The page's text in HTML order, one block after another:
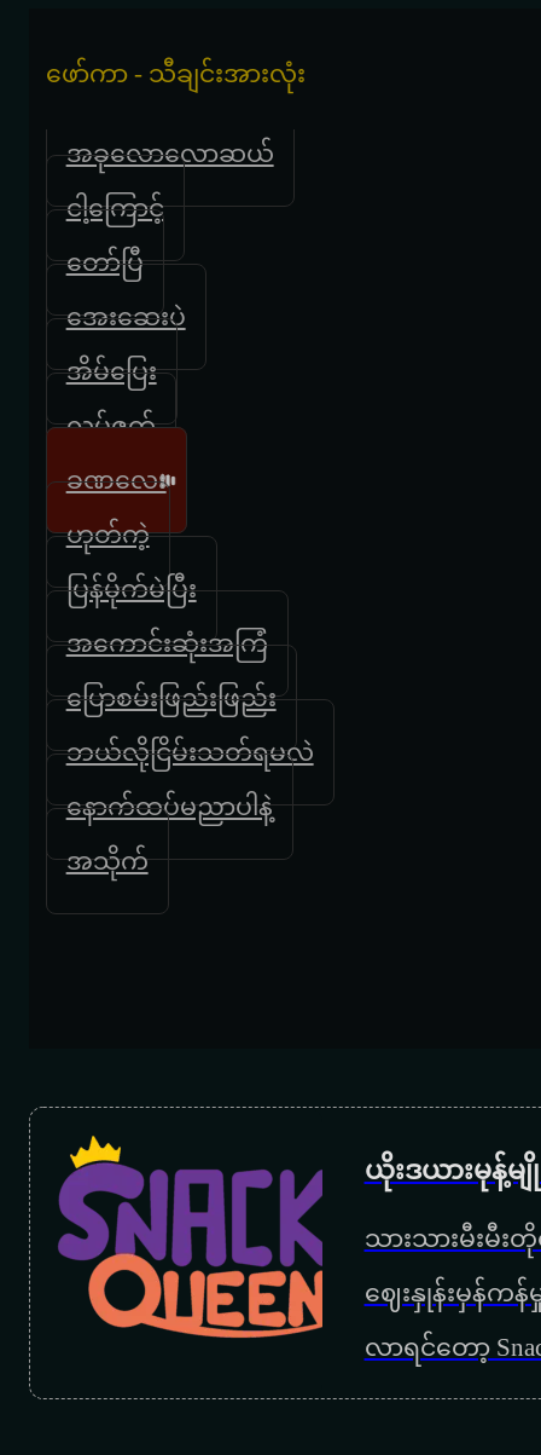
‌ဖော်ကာ - သီချင်းအားလုံး
အခု‌လောလောဆယ်
ငါ့ကြောင့်
တော်ပြီ
အေးဆေးပဲ
အိမ်ပြေး
လုပ်ဇတ်
ခဏလေး
ဟုတ်ကဲ့
ပြန်မိုက်မဲပြီး
အကောင်းဆုံးအကြံ
ပြောစမ်းဖြည်းဖြည်း
ဘယ်လိုငြိမ်းသတ်ရမလဲ
နောက်ထပ်မညာပါနဲ့
အသိုက်
ယိုးဒယားမုန့်
သားသားမီးမီး
ဈေးနှုန်းမှန်က
လာရင်တော့